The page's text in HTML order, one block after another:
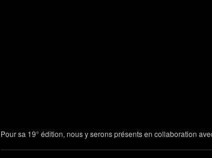
Pour sa 19° édition, nous y serons présents en collaboration